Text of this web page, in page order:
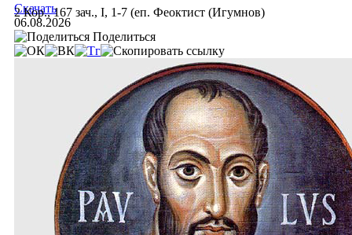
2 Кор., 167 зач., I, 1-7 (еп. Феоктист (Игумнов)
Скачать
06.08.2026
Поделиться